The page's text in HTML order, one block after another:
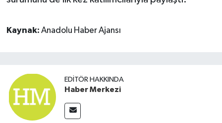
Kaynak: Anadolu Haber Ajansı
EDITÖR HAKKINDA
Haber Merkezi